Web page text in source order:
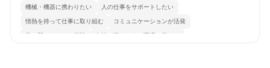
機械・機器に携わりたい 人の仕事をサポートしたい
情熱を持って仕事に取り組む コミュニケーションが活発
常に新しいものに挑戦 女性が働きやすい環境で働ける